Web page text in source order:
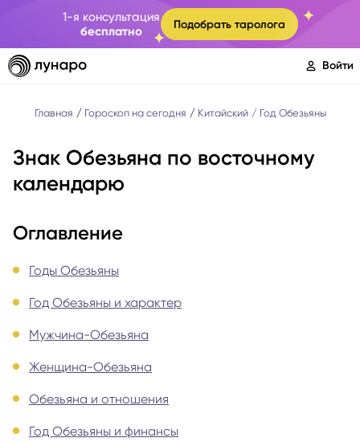
1-я консультация
бесплатно
Подобрать таролога
Войти
Главная Гороскоп на сегодня Китайский Год Обезьяны
Знак Обезьяна по восточному
календарю
Оглавление
Годы Обезьяны
Год Обезьяны и характер
Мужчина-Обезьяна
Женщина-Обезьяна
Обезьяна и отношения
Год Обезьяны и финансы